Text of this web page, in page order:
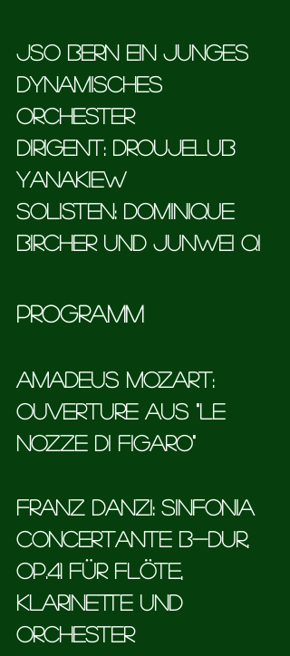
JSO Bern ein Junges
Dynamisches
Orchester
Dirigent: Droujelub
Yanakiew
Solisten: Dominique
Bircher und Junwei Qi
Programm
Amadeus Mozart:
Ouverture aus "Le
Nozze di Figaro"
Franz Danzi: Sinfonia
Concertante B-Dur,
op.41 für Flöte,
Klarinette und
Orchester